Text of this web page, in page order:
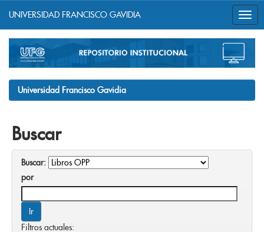
navigation
UNIVERSIDAD FRANCISCO GAVIDIA
Universidad Francisco Gavidia
Buscar
Buscar:
por
Filtros actuales: